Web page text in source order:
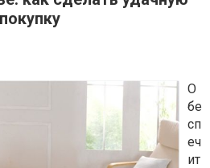
покупку
О
бе
сп
еч
ит